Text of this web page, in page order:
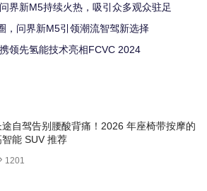
界新M5持续火热，吸引众多观众驻足
，问界新M5引领潮流智驾新选择
领先氢能技术亮相FCVC 2024
途自驾告别腰酸背痛！2026 年座椅带按摩的
智能 SUV 推荐
1201